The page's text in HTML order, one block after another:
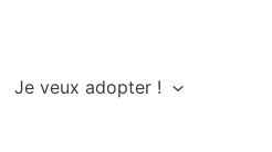
Je veux adopter !